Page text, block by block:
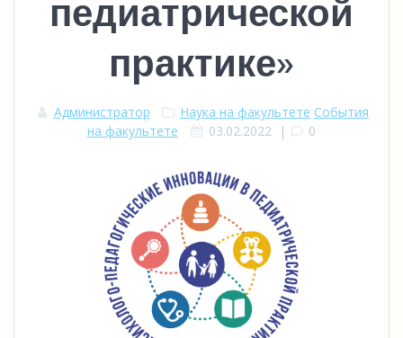
педиатрической
практике»
Администратор Наука на факультете События
на факультете
03.02.2022 | 0